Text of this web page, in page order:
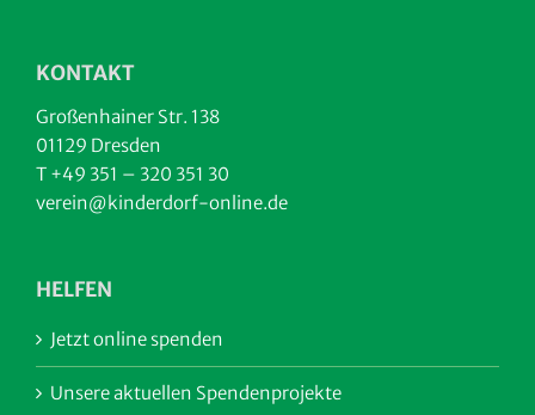
KONTAKT
Großenhainer Str. 138
01129 Dresden
T +49 351 – 320 351 30
verein@kinderdorf-online.de
HELFEN
Jetzt online spenden
Unsere aktuellen Spendenprojekte